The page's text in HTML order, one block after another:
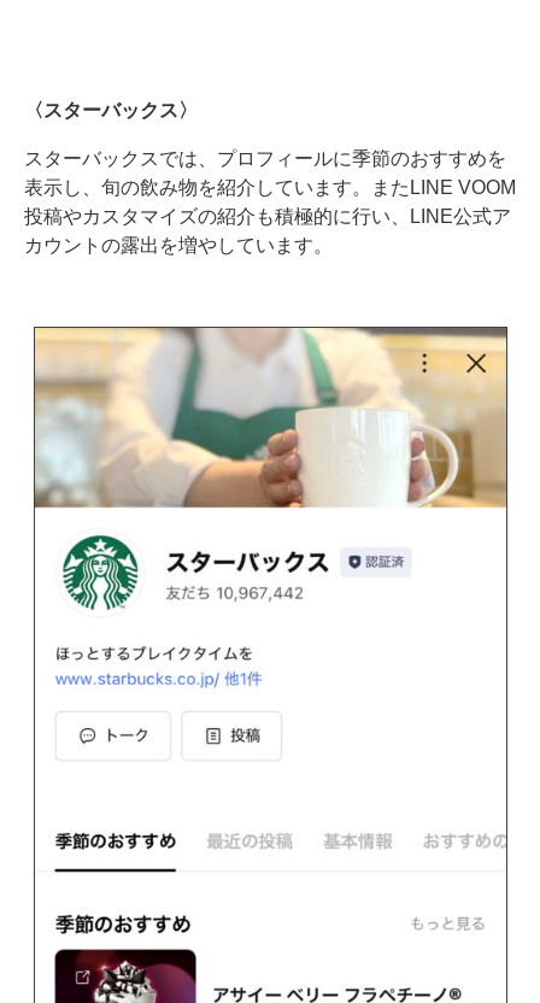
〈スターバックス〉
スターバックスでは、プロフィールに季節のおすすめを
表示し、旬の飲み物を紹介しています。またLINE VOOM
投稿やカスタマイズの紹介も積極的に行い、LINE公式ア
カウントの露出を増やしています。